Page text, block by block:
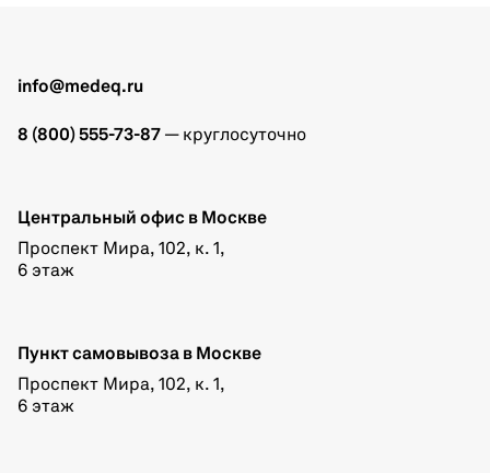
info@medeq.ru
8 (800) 555-73-87 — круглосуточно
Центральный офис в Москве
Проспект Мира, 102, к. 1,
6 этаж
Пункт самовывоза в Москве
Проспект Мира, 102, к. 1,
6 этаж